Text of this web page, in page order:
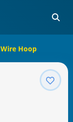
Wire Hoop